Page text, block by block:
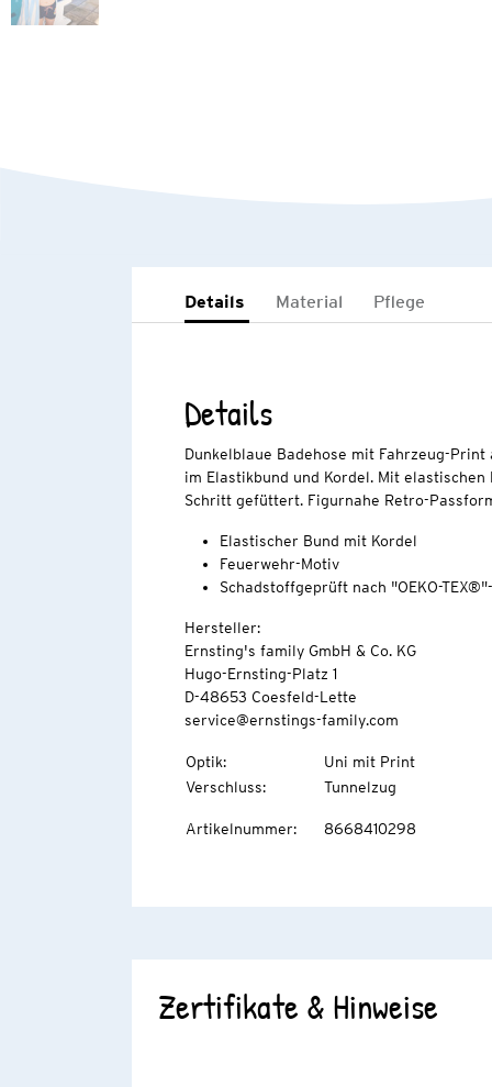
Details Material Pflege
Details
Dunkelblaue Badehose mit Fahrzeug-
im Elastikbund und Kordel. Mit
Schritt gefüttert. Figurnahe Retro-
Elastischer Bund mit Kordel
Feuerwehr-Motiv
Schadstoffgeprüft nach "OEKO-
Hersteller:
Ernsting's family GmbH & Co. KG
Hugo-Ernsting-Platz 1
D-48653 Coesfeld-Lette
service@ernstings-family.com
Optik:
Uni mit Print
Verschluss: Tunnelzug
Artikelnummer: 8668410298
Zertifikate & Hinweise